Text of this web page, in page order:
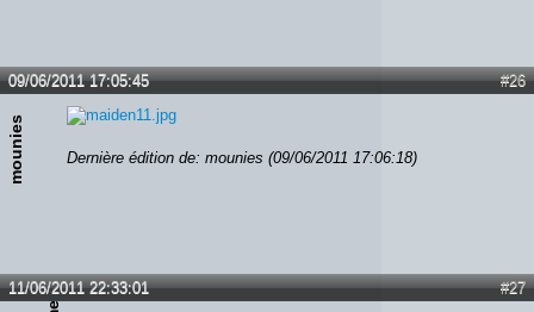
#26
09/06/2011 17:05:45
mounies Dernière édition de: mounies (09/06/2011 17:06:18)
#27
11/06/2011 22:33:01